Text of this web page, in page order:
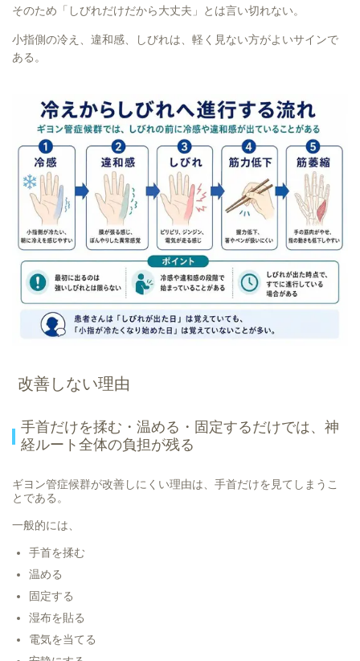
そのため「しびれだけだから大丈夫」とは言い切れない。
小指側の冷え、違和感、しびれは、軽く見ない方がよいサインで
ある。
改善しない理由
手首だけを揉む・温める・固定するだけでは、神
経ルート全体の負担が残る
ギヨン管症候群が改善しにくい理由は、手首だけを見てしまうこ
とである。
一般的には、
手首を揉む
温める
固定する
湿布を貼る
電気を当てる